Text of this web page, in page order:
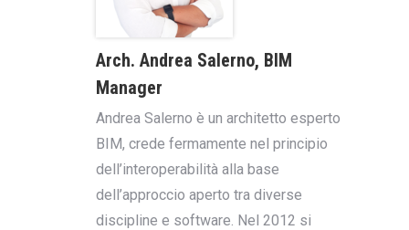
Arch. Andrea Salerno, BIM
Manager
Andrea Salerno è un architetto esperto
BIM, crede fermamente nel principio
dell’interoperabilità alla base
dell’approccio aperto tra diverse
discipline e software. Nel 2012 si